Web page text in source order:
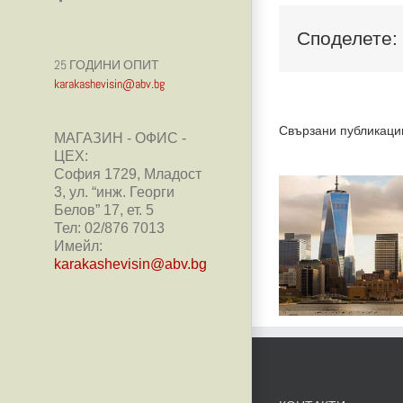
25 ГОДИНИ ОПИТ
karakashevisin@abv.bg
МАГАЗИН - ОФИС -
ЦЕХ:
София 1729, Младост
3, ул. “инж. Георги
Белов” 17, ет. 5
Тел: 02/876 7013
Имейл:
karakashevisin@abv.bg
Споделете:
Свързани
20 години опит
производството
от